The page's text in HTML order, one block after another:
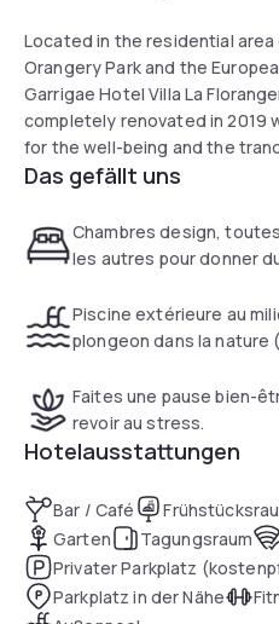
Located in the residential
Orangery Park and the
Garrigae Hotel Villa La
completely renovated in 2019
for the well-being and the
Das gefällt uns
Chambres design,
les autres pour donner
Piscine extérieure au
plongeon dans la nature
Faites une pause bien-
revoir au stress.
Hotelausstattungen
Bar / Café
Garten
Tagungsraum
Privater Parkplatz
Parkplatz in der Nähe